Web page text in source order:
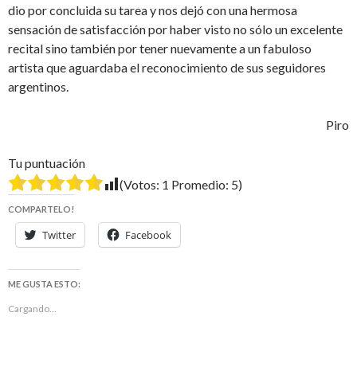
dio por concluida su tarea y nos dejó con una hermosa
sensación de satisfacción por haber visto no sólo un excelente
recital sino también por tener nuevamente a un fabuloso
artista que aguardaba el reconocimiento de sus seguidores
argentinos.
Piro
Tu puntuación
(Votos: 1 Promedio: 5)
COMPARTELO!
Twitter Facebook
ME GUSTA ESTO:
Cargando...